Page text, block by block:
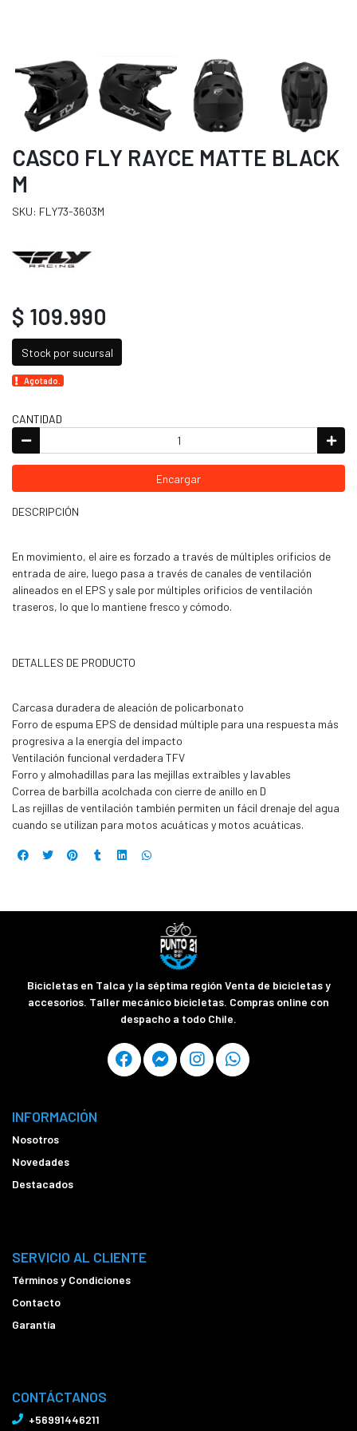
CASCO FLY RAYCE MATTE BLACK
M
SKU: FLY73-3603M
$ 109.990
Stock por sucursal
Agotado.
CANTIDAD
Encargar
DESCRIPCIÓN
En movimiento, el aire es forzado a través de múltiples orificios de
entrada de aire, luego pasa a través de canales de ventilación
alineados en el EPS y sale por múltiples orificios de ventilación
traseros, lo que lo mantiene fresco y cómodo.
DETALLES DE PRODUCTO
Carcasa duradera de aleación de policarbonato
Forro de espuma EPS de densidad múltiple para una respuesta más
progresiva a la energía del impacto
Ventilación funcional verdadera TFV
Forro y almohadillas para las mejillas extraíbles y lavables
Correa de barbilla acolchada con cierre de anillo en D
Las rejillas de ventilación también permiten un fácil drenaje del agua
cuando se utilizan para motos acuáticas y motos acuáticas.
Bicicletas en Talca y la séptima región Venta de bicicletas y
accesorios. Taller mecánico bicicletas. Compras online con
despacho a todo Chile.
INFORMACIÓN
Nosotros
Novedades
Destacados
SERVICIO AL CLIENTE
Términos y Condiciones
Contacto
Garantía
CONTÁCTANOS
+56991446211